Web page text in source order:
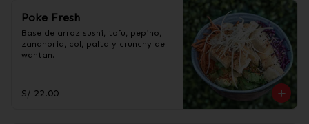
Poke Fresh
Base de arroz sushi, tofu, pepino,
zanahoria, col, palta y crunchy de
wantan.
S/ 22.00